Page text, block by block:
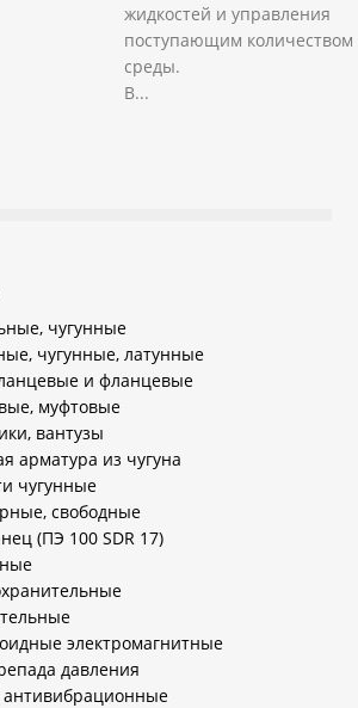
жидкостей и управления
поступающим количеством
среды.
В...
чугунные
чугунные, латунные
и фланцевые
муфтовые
вантузы
арматура из чугуна
чугунные
свободные
(ПЭ 100 SDR 17)
электромагнитные
давления